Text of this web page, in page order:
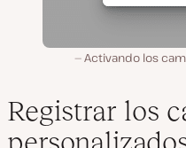
Activando los
Registrar los